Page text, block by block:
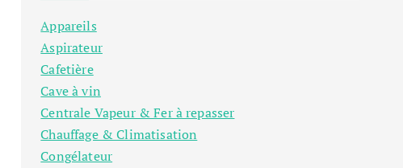
Appareils
Aspirateur
Cafetière
Cave à vin
Centrale Vapeur & Fer à repasser
Chauffage & Climatisation
Congélateur